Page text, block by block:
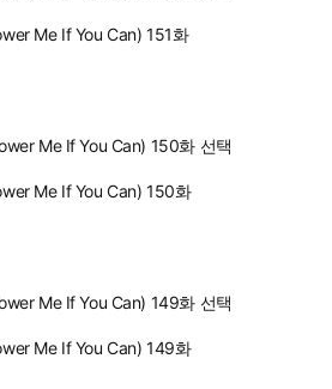
Me If You Can) 151화
Me If You Can) 150화 선택
Me If You Can) 150화
Me If You Can) 149화 선택
Me If You Can) 149화